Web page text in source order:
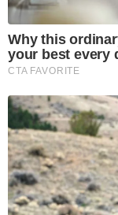
Why this
your best every
CTA FAVORITE